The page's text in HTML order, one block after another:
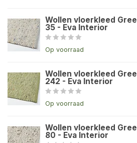
Wollen vloerkleed
35 - Eva Interior
Op voorraad
Wollen vloerkleed
242 - Eva Interior
Op voorraad
Wollen vloerkleed
80 - Eva Interior